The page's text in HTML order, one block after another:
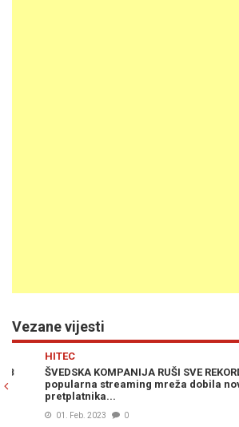
Vezane vijesti
ŠVEDSKA KOMPANIJA RUŠI SVE REKORDE:
popularna streaming mreža dobila novih 10
pretplatnika...
01. Feb. 2023 0